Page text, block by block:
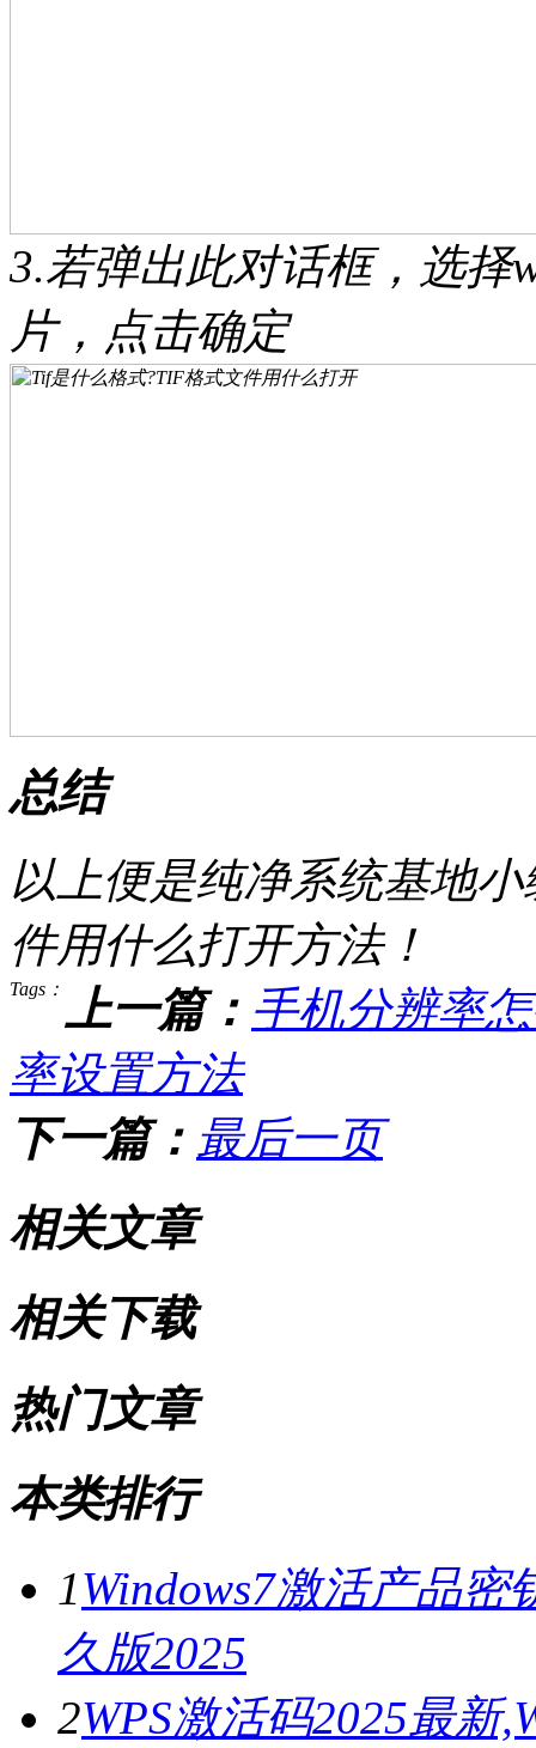
3.若弹出此对话框，选择
片，点击确定
总结
以上便是纯净系统基地
件用什么打开方法！
Tags： 上一篇： 手机分辨率
率设置方法
下一篇： 最后一页
相关文章
相关下载
热门文章
本类排行
1Windows7激活产品密
久版2025
2WPS激活码2025最新